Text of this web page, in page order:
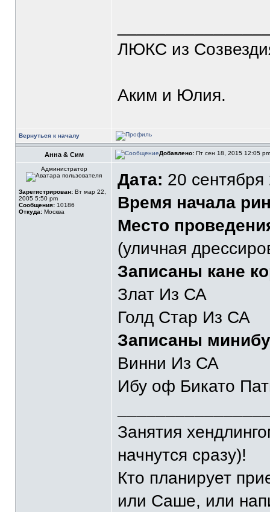
ЛЮКС из
Аким и Юлия.
Вернуться к началу
Анна & Сим Добавлено: Пт сен 18, 2015 12:05
Администратор
Зарегистрирован: Вт мар 22,
2005 5:50 pm
Сообщения: 10186
Откуда: Москва
Дата: 20 сентября
Время начала
Место
(уличная
Записаны кане
Злат Из СА
Голд Стар Из СА
Записаны
Винни Из СА
Ибу оф Бикато
Занятия
начнутся сразу)!
Кто планирует
или Саше, или